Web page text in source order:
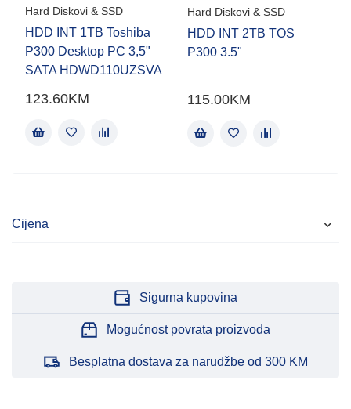
Cijena
Hard Diskovi & SSD
HDD INT 1TB Toshiba
P300 Desktop PC 3,5"
SATA HDWD110UZSVA
123.60KM
Hard Diskovi & SSD
HDD INT 2TB TOS
P300 3.5"
115.00KM
Sigurna kupovina
Mogućnost povrata proizvoda
Besplatna dostava za narudžbe od 300 KM